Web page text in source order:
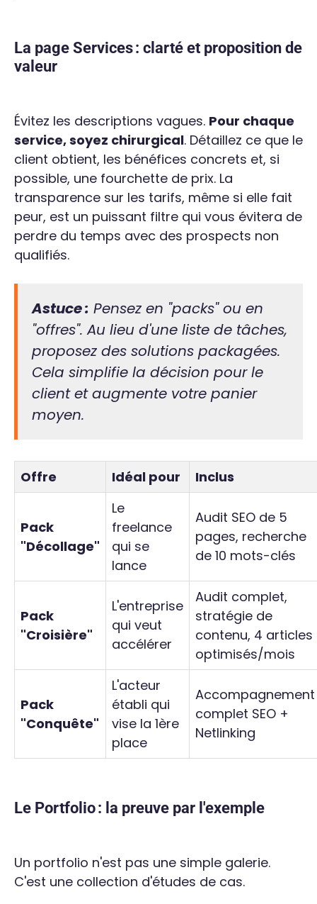
La page Services : clarté et proposition de
valeur
Évitez les descriptions vagues. Pour chaque
service, soyez chirurgical. Détaillez ce que le
client obtient, les bénéfices concrets et, si
possible, une fourchette de prix. La
transparence sur les tarifs, même si elle fait
peur, est un puissant filtre qui vous évitera de
perdre du temps avec des prospects non
qualifiés.
Astuce : Pensez en "packs" ou en
"offres". Au lieu d'une liste de tâches,
proposez des solutions packagées.
Cela simplifie la décision pour le
client et augmente votre panier
moyen.
Offre Idéal pour Inclus
Pack
"Décollage"
Le
freelance
qui se
lance
Audit SEO de 5
pages, recherche
de 10 mots-clés
Pack
"Croisière"
L'entreprise
qui veut
accélérer
Audit complet,
stratégie de
contenu, 4 articles
optimisés/mois
Pack
"Conquête"
L'acteur
établi qui
vise la 1ère
place
Accompagnement
complet SEO +
Netlinking
Le Portfolio : la preuve par l'exemple
Un portfolio n'est pas une simple galerie.
C'est une collection d'études de cas.